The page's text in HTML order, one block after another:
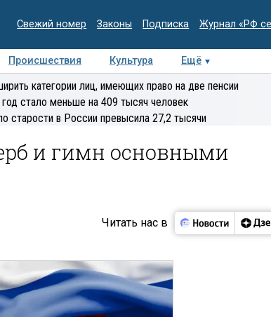
Свежий номер Законы Подписка Журнал «РФ
Происшествия Культура
Ещё
Интервью Колумнисты
категории лиц, имеющих право на две пенсии
стало меньше на 409 тысяч человек
старости в России превысила 27,2 тысячи
и гимн основными
Читать нас в